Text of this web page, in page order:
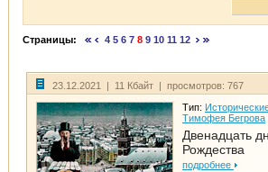
Страницы: 4 5 6 7 8 9 10 11 12
23.12.2021 | 11 Кбайт | просмотров: 767
Тип:
Тимофея Бегрова
Двенадцать
Рождества
подробнее